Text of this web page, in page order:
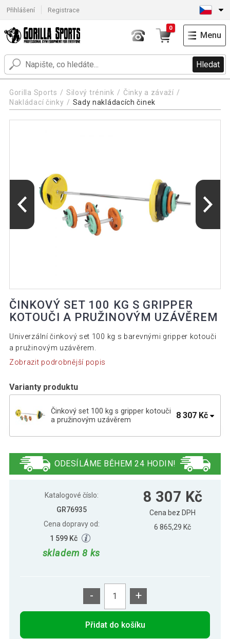
Přihlášení Registrace
Hledat
0
Menu
Gorilla Sports Silový trénink
Činky a závaží
Nakládací činky
Sady nakládacích činek
ČINKOVÝ SET 100 KG S GRIPPER
KOTOUČI A PRUŽINOVÝM UZÁVĚREM
Univerzální činkový set 100 kg s barevnými gripper kotouči
a pružinovým uzávěrem.
Zobrazit podrobnější popis
Varianty produktu
Činkový set 100 kg s gripper kotouči
a pružinovým uzávěrem
8 307 Kč
hvězdicovým uzávěrem
ODESÍLÁME BĚHEM 24 HODIN!
Katalogové číslo:
GR76935
Cena dopravy od:
1 599 Kč
skladem 8 ks
8 307 Kč
Cena bez DPH
6 865,29 Kč
- +
Přidat do košíku